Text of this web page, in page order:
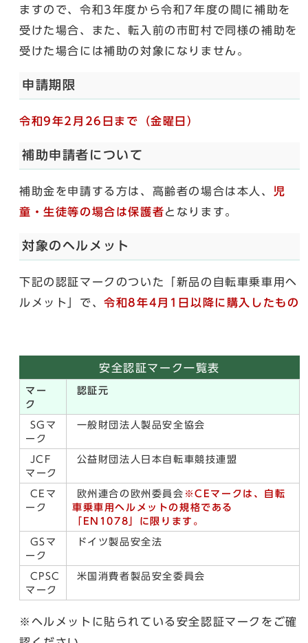
ますので、令和3年度から令和7年度の間に補助を
受けた場合、また、転入前の市町村で同様の補助を
受けた場合には補助の対象になりません。
申請期限
令和9年2月26日まで（金曜日）
補助申請者について
補助金を申請する方は、高齢者の場合は本人、 児
童・生徒等の場合は保護者となります。
対象のヘルメット
下記の認証マークのついた「新品の自転車乗車用ヘ
ルメット」で、令和8年4月1日以降に購入したもの
安全認証マーク一覧表
マー
ク
認証元
SGマ
ーク
一般財団法人製品安全協会
JCF
マーク
公益財団法人日本自転車競技連盟
CEマ
ーク
欧州連合の欧州委員会 ※CEマークは、自転
車乗車用ヘルメットの規格である
「EN1078」に限ります。
GSマ
ーク
ドイツ製品安全法
CPSC
マーク
米国消費者製品安全委員会
※ヘルメットに貼られている安全認証マークをご確